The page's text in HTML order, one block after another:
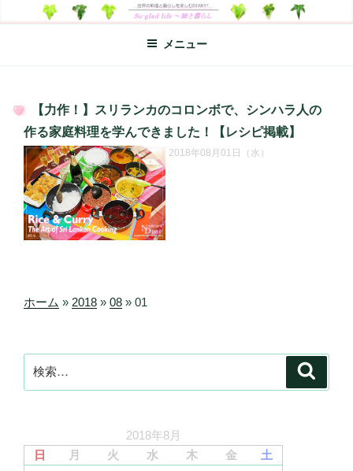
ン
ン
SO-GLAD LIFE～旅と暮らし
世界の料理のエッセイやレシピ、シンプルライフ、楽しい暮らしなどを
綴る、世界248か国を旅した松本あづさのDIARYです
メニュー
投
稿
日:
【力作！】スリランカのコロンボで、シンハラ人の
作る家庭料理を学んできました！【レシピ掲載】
2018年08月01日（水）
ホーム » 2018 » 08 » 01
索:
2018年8月
日
月 火 水 木 金
土